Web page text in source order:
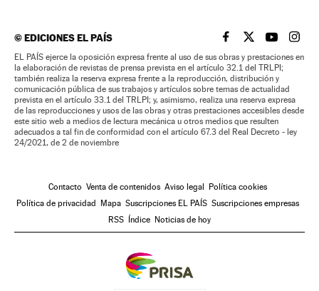
©EDICIONES EL PAÍS EL PAÍS BRASIL EN
EL PAÍSEL PAÍS
EL
EL PAÍS ejerce la oposición expresa frente al uso de sus obras y prestaciones en
la elaboración de revistas de prensa prevista en el artículo 32.1 del TRLPI;
también realiza la reserva expresa frente a la reproducción, distribución y
comunicación pública de sus trabajos y artículos sobre temas de actualidad
prevista en el artículo 33.1 del TRLPI; y, asimismo, realiza una reserva expresa
de las reproducciones y usos de las obras y otras prestaciones accesibles desde
este sitio web a medios de lectura mecánica u otros medios que resulten
adecuados a tal fin de conformidad con el artículo 67.3 del Real Decreto - ley
24/2021, de 2 de noviembre
Contacto Venta de contenidos Aviso legal
Política cookies
Política de privacidad
Mapa Suscripciones EL PAÍS Suscripciones empresas
RSS
Índice Noticias de hoy